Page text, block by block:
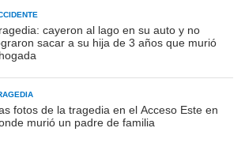
cayeron al lago en su auto y no
sacar a su hija de 3 años que murió
fotos de la tragedia en el Acceso Este en
murió un padre de familia